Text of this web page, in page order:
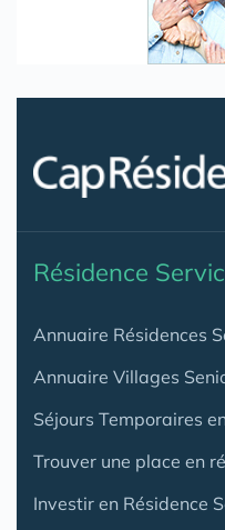
Résidence
Annuaire Résidences
Annuaire Villages
Séjours Temporaires
Trouver une place en
Investir en Résidence